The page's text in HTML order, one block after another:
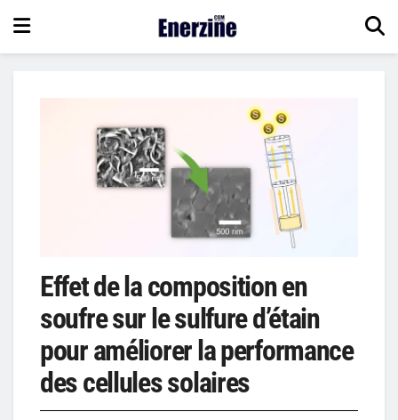
Effet de la composition en
soufre sur le sulfure d’étain
pour améliorer la performance
des cellules solaires